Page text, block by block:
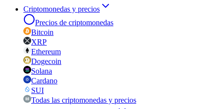
Criptomonedas y precios
Precios de criptomonedas
Bitcoin
XRP
Ethereum
Dogecoin
Solana
Cardano
SUI
Todas las criptomonedas y precios